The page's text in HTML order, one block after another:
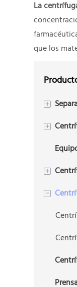
La
que los
+
+
+
fases
lodo
-